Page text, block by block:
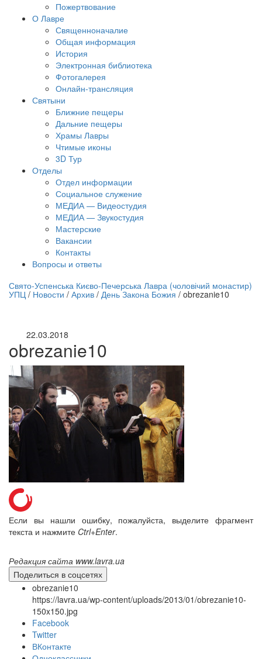
Пожертвование
О Лавре
Священноначалие
Общая информация
История
Электронная библиотека
Фотогалерея
Онлайн-трансляция
Святыни
Ближние пещеры
Дальние пещеры
Храмы Лавры
Чтимые иконы
3D Тур
Отделы
Отдел информации
Социальное служение
МЕДИА — Видеостудия
МЕДИА — Звукостудия
Мастерские
Вакансии
Контакты
Вопросы и ответы
трансляция | 12 сентября
Онлайн трансляции
12 сентября 2015
12 сентября 2015Название трансляции
12 сентября 2015
12 сентября 2015
12 сентября 2015
12 сентября 2015
Свято-Успенська Києво-Печерська Лавра (чоловічий монастир)
УПЦ / Новости / Архив / День Закона Божия / obrezanie10
22.03.2018
obrezanie10
Если вы нашли ошибку, пожалуйста, выделите фрагмент
текста и нажмите Ctrl+Enter.
Редакция сайта www.lavra.ua
Поделиться в соцсетях
obrezanie10
https://lavra.ua/wp-content/uploads/2013/01/obrezanie10-
150x150.jpg
Facebook
Twitter
ВКонтакте